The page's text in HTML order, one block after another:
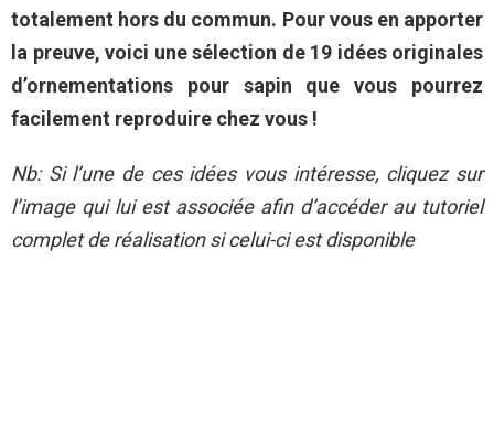
totalement hors du commun. Pour vous en apporter
la preuve, voici une sélection de 19 idées originales
d’ornementations pour sapin que vous pourrez
facilement reproduire chez vous !
Nb: Si l’une de ces idées vous intéresse, cliquez sur
l’image qui lui est associée afin d’accéder au tutoriel
complet de réalisation si celui-ci est disponible